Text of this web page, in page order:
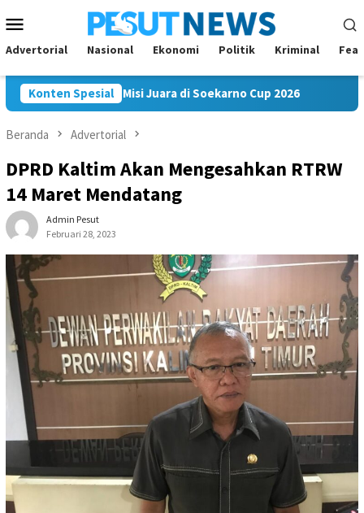
ke
kontenMobile
Advertorial Nasional Ekonomi Politik Kriminal
Konten Spesial
FC Bawa Misi Juara di Soekarno Cup 2026
Beranda Advertorial
DPRD Kaltim Akan Mengesahkan RTRW
14 Maret Mendatang
Admin Pesut
Februari 28, 2023